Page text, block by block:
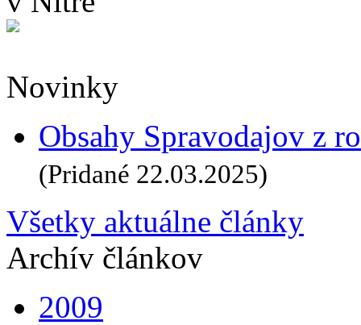
Novinky
Obsahy Spravodajov z
(Pridané 22.03.2025)
Všetky aktuálne články
Archív článkov
2009